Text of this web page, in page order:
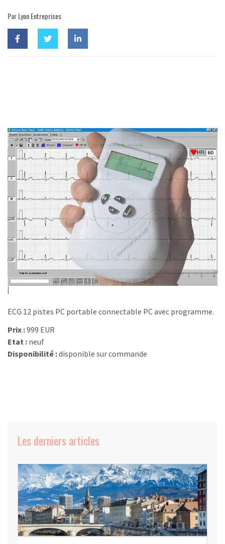
Par Lyon Entreprises
ECG 12 pistes PC portable connectable PC avec programme.
Prix :999 EUR
Etat : neuf
Disponibilité :disponible sur commande
Les derniers articles